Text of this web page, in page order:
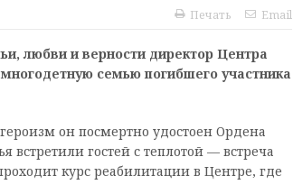
Печать Email
любви и верности директор Центра
семью погибшего участника
он посмертно удостоен Ордена
встретили гостей с теплотой — встреча
курс реабилитации в Центре, где